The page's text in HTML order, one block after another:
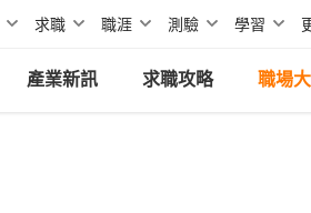
求職 職涯 測驗 學習
產業新訊 求職攻略 職場